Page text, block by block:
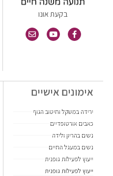
בקעת אונו
אימונים אישיים
ירידה במשקל וחיטוב הגוף
כאבים אורטופדיים
נשים בהריון ולידה
נשים במעגל החיים
ייעוץ לפעילות גופנית
ייעוץ לפעילות גופנית